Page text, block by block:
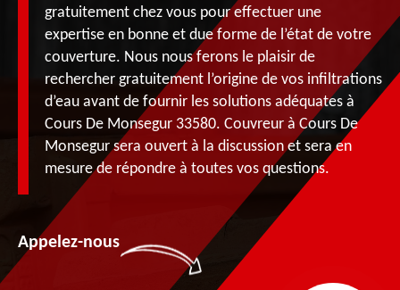
gratuitement chez vous pour effectuer une
expertise en bonne et due forme de l’état de votre
couverture. Nous nous ferons le plaisir de
rechercher gratuitement l’origine de vos infiltrations
d’eau avant de fournir les solutions adéquates à
Cours De Monsegur 33580. Couvreur à Cours De
Monsegur sera ouvert à la discussion et sera en
mesure de répondre à toutes vos questions.
Appelez-nous